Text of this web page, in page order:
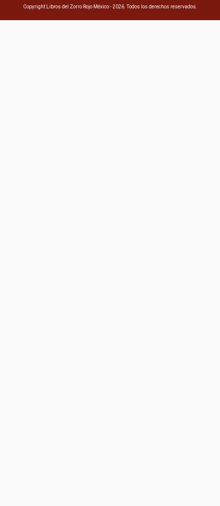
Copyright Libros del Zorro Rojo México - 2026. Todos los derechos reservados.